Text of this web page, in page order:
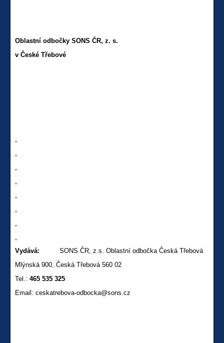
Oblastní odbočky SONS ČR, z. s.
v České Třebové
Vydává: SONS ČR, z.s. Oblastní odbočka Česká Třebová
Mlýnská 900, Česká Třebová 560 02
Tel.: 465 535 325
Email: ceskatrebova-odbocka@sons.cz